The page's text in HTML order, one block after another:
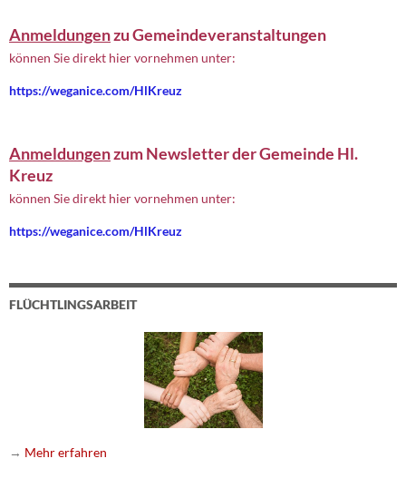
Anmeldungenzu Gemeindeveranstaltungen
können Sie direkt hier vornehmen unter:
https://weganice.com/HlKreuz
Anmeldungenzum Newsletter der Gemeinde Hl.
Kreuz
können Sie direkt hier vornehmen unter:
https://weganice.com/HlKreuz
FLÜCHTLINGSARBEIT
→ Mehr erfahren